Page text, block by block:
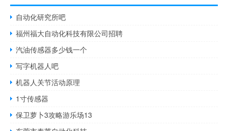
自动化研究所吧
福州福大自动化科技有限公司招聘
汽油传感器多少钱一个
写字机器人吧
机器人关节活动原理
1寸传感器
保卫萝卜3攻略游乐场13